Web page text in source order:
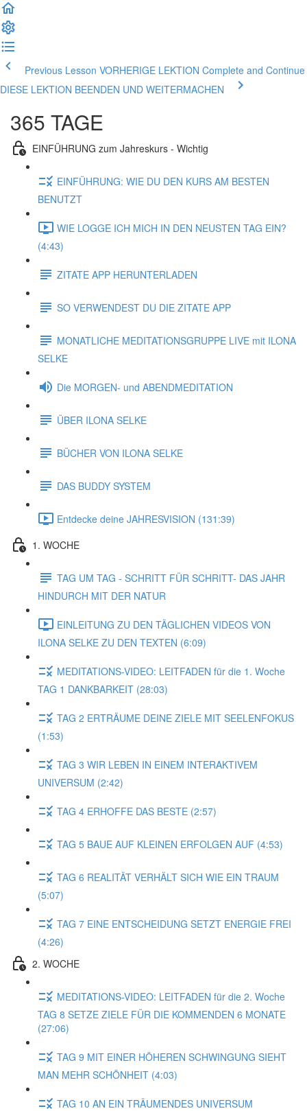
Previous Lesson VORHERIGE LEKTION Complete and Continue
DIESE LEKTION BEENDEN UND WEITERMACHEN
365 TAGE
EINFÜHRUNG zum Jahreskurs - Wichtig
EINFÜHRUNG: WIE DU DEN KURS AM BESTEN
BENUTZT
WIE LOGGE ICH MICH IN DEN NEUSTEN TAG EIN?
(4:43)
ZITATE APP HERUNTERLADEN
SO VERWENDEST DU DIE ZITATE APP
MONATLICHE MEDITATIONSGRUPPE LIVE mit ILONA
SELKE
Die MORGEN- und ABENDMEDITATION
ÜBER ILONA SELKE
BÜCHER VON ILONA SELKE
DAS BUDDY SYSTEM
Entdecke deine JAHRESVISION (131:39)
1. WOCHE
TAG UM TAG - SCHRITT FÜR SCHRITT- DAS JAHR
HINDURCH MIT DER NATUR
EINLEITUNG ZU DEN TÄGLICHEN VIDEOS VON
ILONA SELKE ZU DEN TEXTEN (6:09)
MEDITATIONS-VIDEO: LEITFADEN für die 1. Woche
TAG 1 DANKBARKEIT (28:03)
TAG 2 ERTRÄUME DEINE ZIELE MIT SEELENFOKUS
(1:53)
TAG 3 WIR LEBEN IN EINEM INTERAKTIVEM
UNIVERSUM (2:42)
TAG 4 ERHOFFE DAS BESTE (2:57)
TAG 5 BAUE AUF KLEINEN ERFOLGEN AUF (4:53)
TAG 6 REALITÄT VERHÄLT SICH WIE EIN TRAUM
(5:07)
TAG 7 EINE ENTSCHEIDUNG SETZT ENERGIE FREI
(4:26)
2. WOCHE
MEDITATIONS-VIDEO: LEITFADEN für die 2. Woche
TAG 8 SETZE ZIELE FÜR DIE KOMMENDEN 6 MONATE
(27:06)
TAG 9 MIT EINER HÖHEREN SCHWINGUNG SIEHT
MAN MEHR SCHÖNHEIT (4:03)
TAG 10 AN EIN TRÄUMENDES UNIVERSUM